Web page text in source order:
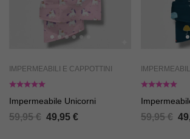
IMPERMEABILI E CAPPOTTINI
Impermeabile Unicorni
59,95€ 49,95 € 59,95€